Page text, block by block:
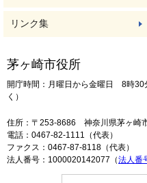
リンク集
茅ヶ崎市役所
開庁時間：月曜日から金曜日 8時30
く）
住所：〒253-8686 神奈川県茅ヶ崎
電話：0467-82-1111（代表）
ファクス：0467-87-8118（代表）
法人番号：1000020142077（法人番